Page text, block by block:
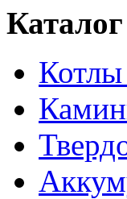
Каталог
Котлы